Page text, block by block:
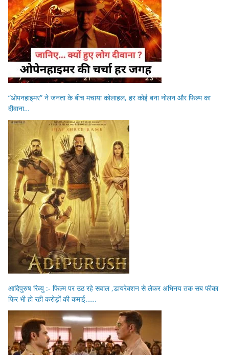
“ओपनहाइमर” ने जनता के बीच मचाया कोलाहल, हर कोई बना नोलन और फिल्म का
दीवाना…
आदिपुरुष रिव्यु :- फिल्म पर उठ रहे सवाल ,डायरेक्शन से लेकर अभिनय तक सब फीका
फिर भी हो रही करोड़ों की कमाई……